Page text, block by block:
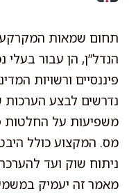
תחום שמאות
הנדל”ן, הן עבור בעלי
פיננסיים ורשויות
נדרשים לבצע הערכות
משפיעות על החלטות
מס. המקצוע כולל
ניתוח שוק ועד
מאמר זה יעמיק